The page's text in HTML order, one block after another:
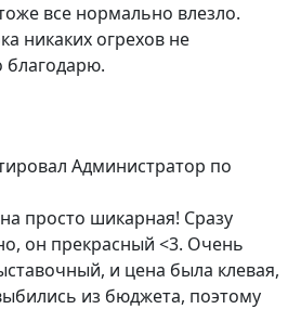
все нормально влезло.
никаких огрехов не
благодарю.
Администратор по
просто шикарная! Сразу
он прекрасный <3. Очень
и цена была клевая,
из бюджета, поэтому